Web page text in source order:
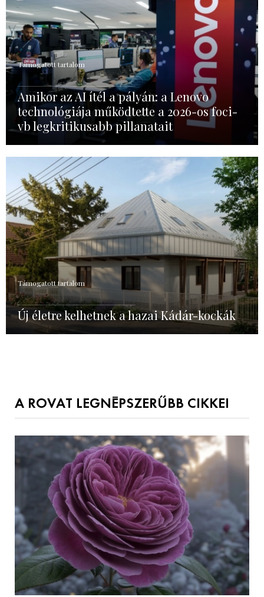
Támogatott tartalom
Amikor az AI ítél a pályán: a Lenovo
technológiája működtette a 2026-os foci-
vb legkritikusabb pillanatait
Támogatott tartalom
Új életre kelhetnek a hazai Kádár-kockák
A ROVAT LEGNÉPSZERŰBB CIKKEI